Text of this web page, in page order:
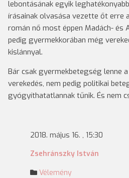
lebontásának egyik
írásainak olvasása vezette őt erre
román nő most éppen Madách- és
pedig gyermekkorában még
kislánnyal.
Bár csak gyermekbetegség lenne
verekedés, nem pedig politikai
gyógyíthatatlannak tűnik. És nem
2018. május 16. , 15:30
Zsehránszky István
Vélemény